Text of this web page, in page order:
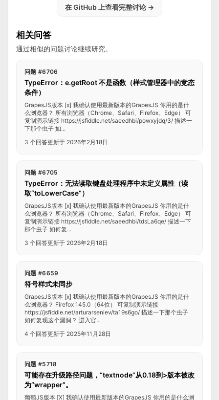
在 GitHub 上查看完整讨论 →
相关问答
通过相似的问题讨论继续研究。
问题 #6706
TypeError：e.getRoot 不是函数（样式管理器中的竞态
条件）
GrapesJS版本 [x] 我确认使用最新版本的GrapesJS 你用的是什
么浏览器？ 所有浏览器（Chrome、Safari、Firefox、Edge） 可
复制演示链接 https://jsfiddle.net/saeedhbi/powxyjdq/3/ 描述一
下那个虫子 如...
3 个回答更新于 2026年2月18日
问题 #6705
TypeError：无法读取键盘处理程序中未定义属性（读
取“toLowerCase”）
GrapesJS版本 [x] 我确认使用最新版本的GrapesJS 你用的是什
么浏览器？ 所有浏览器（Chrome、Safari、Firefox、Edge） 可
复制演示链接 https://jsfiddle.net/saeedhbi/tdsLa6qe/ 描述一下
那个虫子 如何复...
3 个回答更新于 2026年2月18日
问题 #6659
符号样式未同步
GrapesJS版本 [x] 我确认使用最新版本的GrapesJS 你用的是什
么浏览器？ Firefox 145.0（64位） 可复制演示链接
https://jsfiddle.net/arturarseniev/ta19s6go/ 描述一下那个虫子
如何复现这个漏洞？ 进入官...
4 个回答更新于 2025年11月28日
问题 #5718
可能存在升级路径问题，“textnode”从0.18到>版本被改
为“wrapper”。
葡萄JS版本 [X] 我确认使用最新版本的GrapesJS 你用的是什么浏